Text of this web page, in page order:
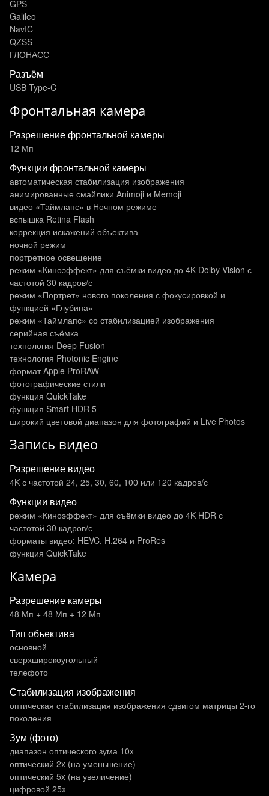
GPS
Galileo
NavIC
QZSS
ГЛОНАСС
Разъём
USB Type-C
Фронтальная камера
Разрешение фронтальной камеры
12 Мп
Функции фронтальной камеры
автоматическая стабилизация изображения
анимированные смайлики Animoji и Memoji
видео «Таймлапс» в Ночном режиме
вспышка Retina Flash
коррекция искажений объектива
ночной режим
портретное освещение
режим «Киноэффект» для съёмки видео до 4K Dolby Vision с
частотой 30 кадров/с
режим «Портрет» нового поколения с фокусировкой и
функцией «Глубина»
режим «Таймлапс» со стабилизацией изображения
серийная съёмка
технология Deep Fusion
технология Photonic Engine
формат Apple ProRAW
фотографические стили
функция QuickTake
функция Smart HDR 5
широкий цветовой диапазон для фотографий и Live Photos
Запись видео
Разрешение видео
4K с частотой 24, 25, 30, 60, 100 или 120 кадров/с
Функции видео
режим «Киноэффект» для съёмки видео до 4K HDR с
частотой 30 кадров/с
форматы видео: HEVC, H.264 и ProRes
функция QuickTake
Камера
Разрешение камеры
48 Мп + 48 Мп + 12 Мп
Тип объектива
основной
сверхширокоугольный
телефото
Стабилизация изображения
оптическая стабилизация изображения сдвигом матрицы 2-го
поколения
Зум (фото)
диапазон оптического зума 10x
оптический 2x (на уменьшение)
оптический 5x (на увеличение)
цифровой 25x